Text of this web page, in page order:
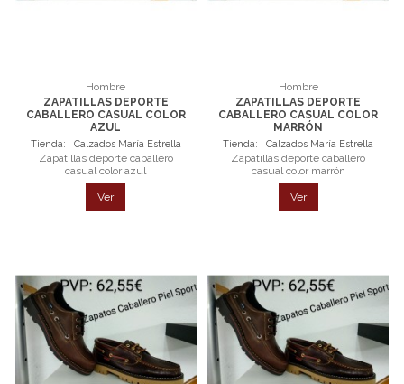
Hombre
ZAPATILLAS DEPORTE
CABALLERO CASUAL COLOR
AZUL
Tienda: Calzados María Estrella
Zapatillas deporte caballero
casual color azul
Ver
Hombre
ZAPATILLAS DEPORTE
CABALLERO CASUAL COLOR
MARRÓN
Tienda: Calzados María Estrella
Zapatillas deporte caballero
casual color marrón
Ver